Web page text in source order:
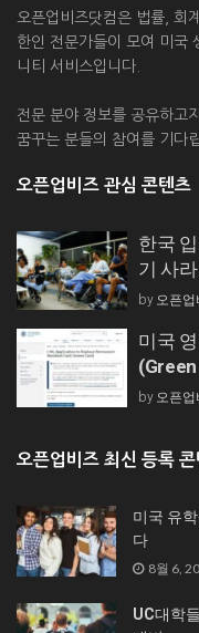
오픈업비즈닷컴은 법률, 회
한인 전문가들이 모여 미국
니티 서비스입니다.
전문 분야 정보를 공유하고
꿈꾸는 분들의 참여를 기다
오픈업비즈 관심 콘텐츠
한국
기 사
by 오픈
미국
by 오픈
오픈업비즈 최신 등록 콘
미국 유
다
8월 6,
UC대학